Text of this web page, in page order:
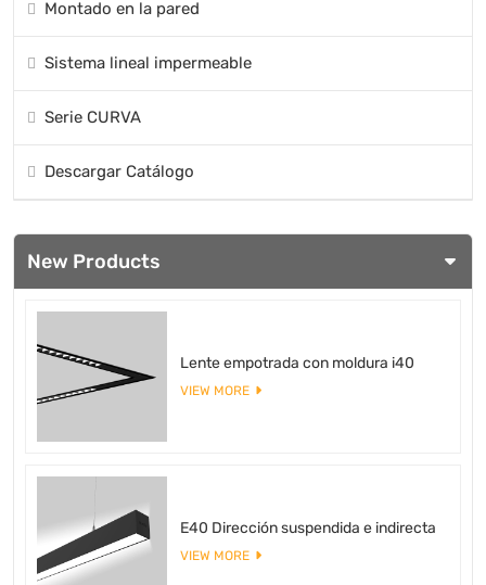
Montado en la pared
Sistema lineal impermeable
Serie CURVA
Descargar Catálogo
New Products
Lente empotrada con moldura i40
VIEW MORE
E40 Dirección suspendida e indirecta
VIEW MORE